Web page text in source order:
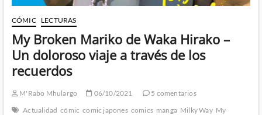
CÓMIC LECTURAS
My Broken Mariko de Waka Hirako –
Un doloroso viaje a través de los
recuerdos
M'Rabo Mhulargo 06/10/2021
5 comentarios
Actualidad cómic comic japones comics manga Milky Way My